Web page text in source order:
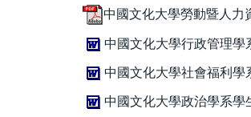
中國文化大學勞動暨人力
中國文化大學行政管理學
中國文化大學社會福利學
中國文化大學政治學系學